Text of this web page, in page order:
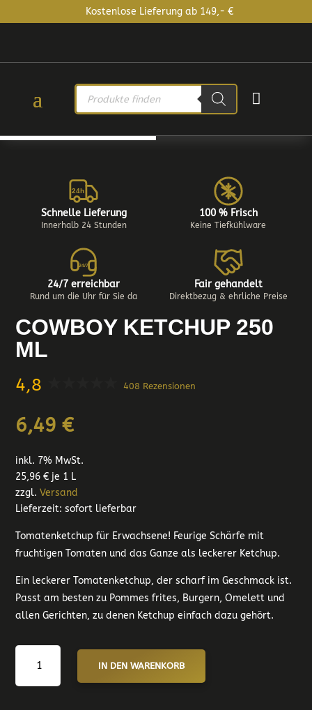
Kostenlose Lieferung ab 149,- €
PRODUCTS
SEARCH

COWBOY KETCHUP 250
ML
4,8 408 Rezensionen
6,49€
inkl. 7% MwSt.
25,96€ je 1 L
zzgl.Versand
Lieferzeit: sofort lieferbar
Tomatenketchup für Erwachsene! Feurige Schärfe mit
fruchtigen Tomaten und das Ganze als leckerer Ketchup.
Ein leckerer Tomatenketchup, der scharf im Geschmack ist.
Passt am besten zu Pommes frites, Burgern, Omelett und
allen Gerichten, zu denen Ketchup einfach dazu gehört.
KETCHUP
250
IN DEN WARENKORB
24h
Schnelle Lieferung
Innerhalb 24 Stunden
100 % Frisch
Keine Tiefkühlware
24/7
24/7 erreichbar
Rund um die Uhr für Sie da
Fair gehandelt
Direktbezug & ehrliche Preise